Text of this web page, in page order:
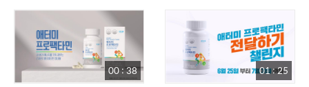
00 : 38 01 : 25